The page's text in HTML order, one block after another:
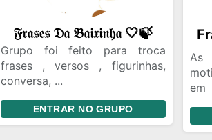
ler,
e
𝔉𝔯𝔞𝔰𝔢𝔰 𝔇𝔞 𝔅𝔞𝔦𝔵𝔦𝔫𝔥𝔞 🤍🍃
Grupo foi feito para troca
frases , versos , figurinhas,
conversa, ...
ENTRAR NO GRUPO
As
em